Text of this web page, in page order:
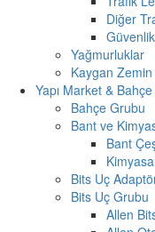
Diğer
Yağmurluklar
Kaygan Zemin
Yapı Market & Bahçe
Bahçe Grubu
Bant ve
Bant
Kimyasal
Bits Uç
Bits Uç Grubu
Allen